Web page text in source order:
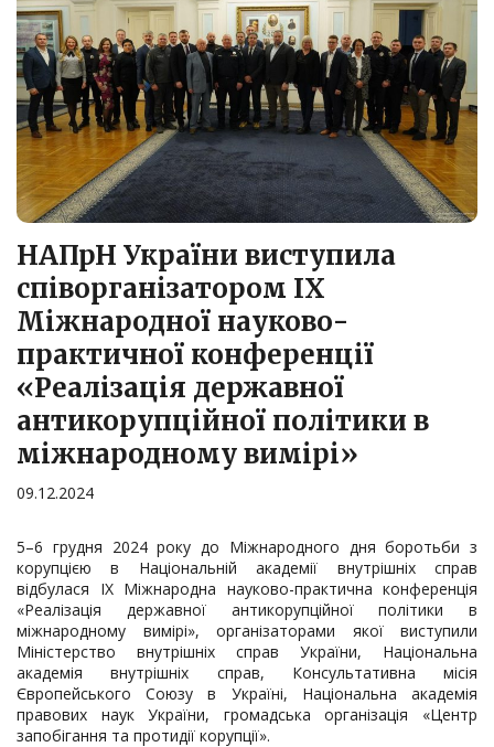
НАПрН України виступила
співорганізатором ІХ
Міжнародної науково-
практичної конференції
«Реалізація державної
антикорупційної політики в
міжнародному вимірі»
09.12.2024
5–6 грудня 2024 року до Міжнародного дня боротьби з
корупцією в Національній академії внутрішніх справ
відбулася ІХ Міжнародна науково-практична конференція
«Реалізація державної антикорупційної політики в
міжнародному вимірі», організаторами якої виступили
Міністерство внутрішніх справ України, Національна
академія внутрішніх справ, Консультативна місія
Європейського Союзу в Україні, Національна академія
правових наук України, громадська організація «Центр
запобігання та протидії корупції».